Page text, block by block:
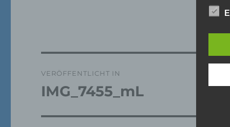
VERÖFFENTLICHT IN
IMG_7455_mL
dies
Wir